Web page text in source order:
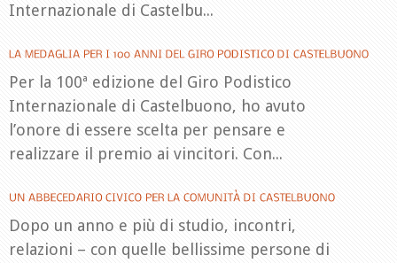
Internazionale di Castelbu...
Per la 100ª edizione del Giro Podistico
Internazionale di Castelbuono, ho avuto
l’onore di essere scelta per pensare e
realizzare il premio ai vincitori. Con...
Dopo un anno e più di studio, incontri,
relazioni – con quelle bellissime persone di